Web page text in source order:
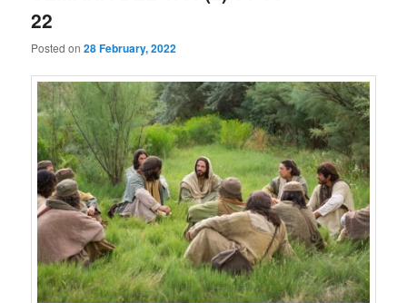
22
Posted on28 February, 2022